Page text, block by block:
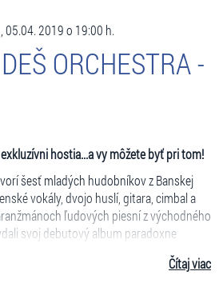
05.04. 2019 o 19:00 h.
ORCHESTRA -
hostia...a vy môžete byť pri tom!
šesť mladých hudobníkov z Banskej
vokály, dvojo huslí, gitara, cimbal a
ľudových piesní z východného
svoj debutový album paradoxne
Čítaj viac